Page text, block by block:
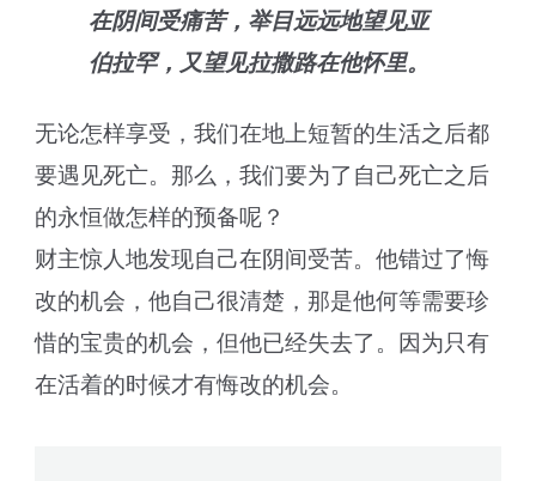
在阴间受痛苦，举目远远地望见亚
伯拉罕，又望见拉撒路在他怀里。
无论怎样享受，我们在地上短暂的生活之后都
要遇见死亡。那么，我们要为了自己死亡之后
的永恒做怎样的预备呢？
财主惊人地发现自己在阴间受苦。他错过了悔
改的机会，他自己很清楚，那是他何等需要珍
惜的宝贵的机会，但他已经失去了。因为只有
在活着的时候才有悔改的机会。